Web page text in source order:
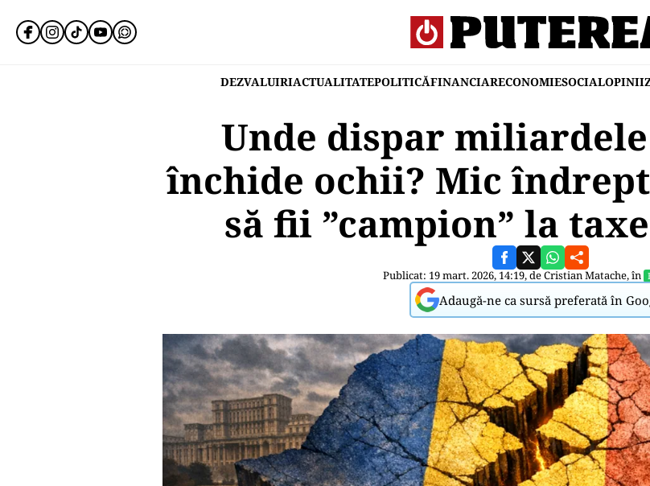
DEZVALUIRIACTUALITATEPOLITICĂFINANCIARECONOMIESOCIALOPINII
Unde dispar
închide ochii? Mic
să fii ”campion” la
Publicat: 19 mart. 2026, 14:19, deCristian Matache, în
Adaugă-ne ca sursă preferată în